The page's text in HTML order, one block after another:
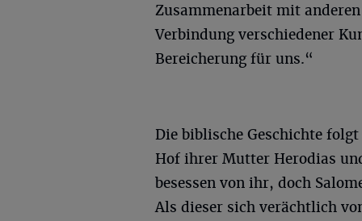
Zusammenarbeit mit
Verbindung verschiedener
Bereicherung für uns.“
Die biblische Geschichte
Hof ihrer Mutter Herodias
besessen von ihr, doch
Als dieser sich verächtlich